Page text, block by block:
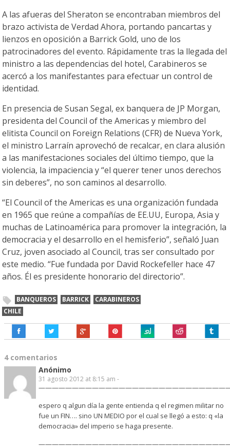
A las afueras del Sheraton se encontraban miembros del
brazo activista de Verdad Ahora, portando pancartas y
lienzos en oposición a Barrick Gold, uno de los
patrocinadores del evento. Rápidamente tras la llegada del
ministro a las dependencias del hotel, Carabineros se
acercó a los manifestantes para efectuar un control de
identidad.
En presencia de Susan Segal, ex banquera de JP Morgan,
presidenta del Council of the Americas y miembro del
elitista Council on Foreign Relations (CFR) de Nueva York,
el ministro Larraín aprovechó de recalcar, en clara alusión
a las manifestaciones sociales del último tiempo, que la
violencia, la impaciencia y “el querer tener unos derechos
sin deberes”, no son caminos al desarrollo.
“El Council of the Americas es una organización fundada
en 1965 que reúne a compañías de EE.UU, Europa, Asia y
muchas de Latinoamérica para promover la integración, la
democracia y el desarrollo en el hemisferio”, señaló Juan
Cruz, joven asociado al Council, tras ser consultado por
este medio. “Fue fundada por David Rockefeller hace 47
años. Él es presidente honorario del directorio”.
BANQUEROS BARRICK
CARABINEROS
CHILE
4 comentarios
Anónimo
31 agosto 2012 at 8:15 am -
espero q algun día la gente entienda q el regimen militar no
fue un FIN…. sino UN MEDIO por el cual se llegó a esto: q «la
democracia» del imperio se haga presente.